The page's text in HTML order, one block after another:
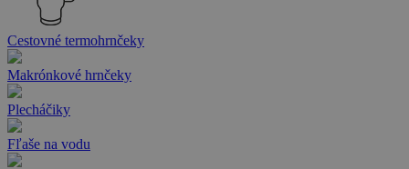
Cestovné termohrnčeky
Makrónkové hrnčeky
Plecháčiky
Fľaše na vodu